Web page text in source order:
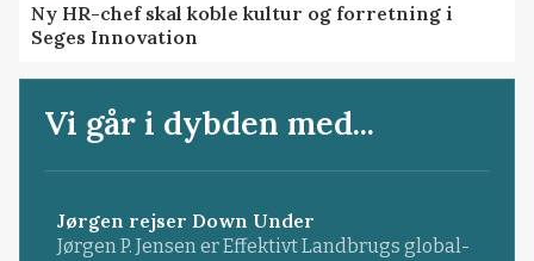
Ny HR-chef skal koble kultur og forretning i
Seges Innovation
Vi går i dybden med...
Jørgen rejser Down Under
Jørgen P. Jensen er Effektivt Landbrugs global-